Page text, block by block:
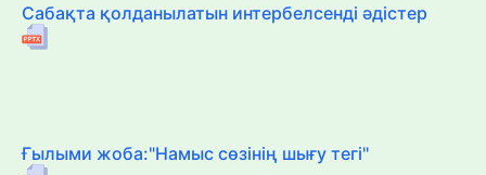
Сабақта қолданылатын интербелсенді әдістер
Ғылыми жоба:"Намыс сөзінің шығу тегі"